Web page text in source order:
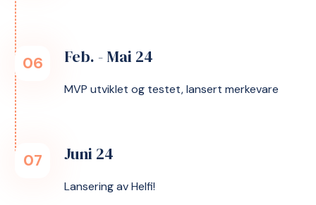
06
07
Feb. - Mai 24
MVP utviklet og testet, lansert merkevare
Juni 24
Lansering av Helfi!